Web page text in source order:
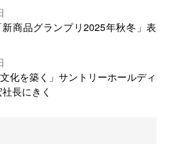
商品グランプリ2025年秋冬」表
化を築く」サントリーホールディ
長にきく